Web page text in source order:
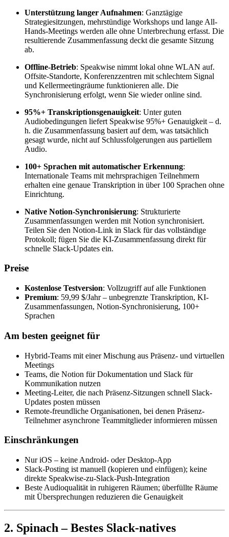
Unterstützung langer Aufnahmen: Ganztägige
Strategiesitzungen, mehrstündige Workshops und lange All-
Hands-Meetings werden alle ohne Unterbrechung erfasst. Die
resultierende Zusammenfassung deckt die gesamte Sitzung
ab.
Offline-Betrieb: Speakwise nimmt lokal ohne WLAN auf.
Offsite-Standorte, Konferenzzentren mit schlechtem Signal
und Kellermeetingräume funktionieren alle. Die
Synchronisierung erfolgt, wenn Sie wieder online sind.
95%+ Transkriptionsgenauigkeit: Unter guten
Audiobedingungen liefert Speakwise 95%+ Genauigkeit – d.
h. die Zusammenfassung basiert auf dem, was tatsächlich
gesagt wurde, nicht auf Schlussfolgerungen aus partiellem
Audio.
100+ Sprachen mit automatischer Erkennung:
Internationale Teams mit mehrsprachigen Teilnehmern
erhalten eine genaue Transkription in über 100 Sprachen ohne
Einrichtung.
Native Notion-Synchronisierung: Strukturierte
Zusammenfassungen werden mit Notion synchronisiert.
Teilen Sie den Notion-Link in Slack für das vollständige
Protokoll; fügen Sie die KI-Zusammenfassung direkt für
schnelle Slack-Updates ein.
Preise
Kostenlose Testversion: Vollzugriff auf alle Funktionen
Premium: 59,99 $/Jahr – unbegrenzte Transkription, KI-
Zusammenfassungen, Notion-Synchronisierung, 100+
Sprachen
Am besten geeignet für
Hybrid-Teams mit einer Mischung aus Präsenz- und virtuellen
Meetings
Teams, die Notion für Dokumentation und Slack für
Kommunikation nutzen
Meeting-Leiter, die nach Präsenz-Sitzungen schnell Slack-
Updates posten müssen
Remote-freundliche Organisationen, bei denen Präsenz-
Teilnehmer asynchrone Teammitglieder informieren müssen
Einschränkungen
Nur iOS – keine Android- oder Desktop-App
Slack-Posting ist manuell (kopieren und einfügen); keine
direkte Speakwise-zu-Slack-Push-Integration
Beste Audioqualität in ruhigeren Räumen; überfüllte Räume
mit Übersprechungen reduzieren die Genauigkeit
2. Spinach – Bestes Slack-natives